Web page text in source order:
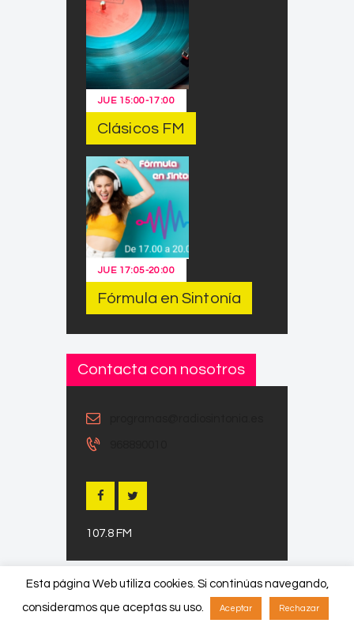
JUE 15:00-17:00
Clásicos FM
JUE 17:05-20:00
Fórmula en Sintonía
Contacta con nosotros
107.8 FM
Esta página Web utiliza cookies. Si continúas navegando,
consideramos que aceptas su uso.
Aceptar Rechazar